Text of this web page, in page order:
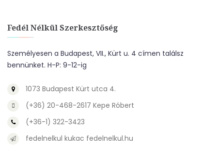
Fedél Nélkül Szerkesztőség
Személyesen a Budapest, VII., Kürt u. 4 címen találsz
bennünket. H-P: 9-12-ig
1073 Budapest Kürt utca 4.
(+36) 20-468-2617 Kepe Róbert
(+36-1) 322-3423
fedelnelkul kukac fedelnelkul.hu